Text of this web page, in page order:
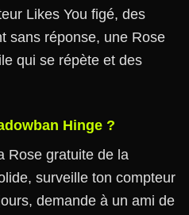
Likes You figé, des
sans réponse, une Rose
qui se répète et des
Hinge ?
Rose gratuite de la
surveille ton compteur
demande à un ami de